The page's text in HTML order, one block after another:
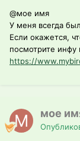
@мое имя
У меня всегда
Если окажется,
посмотрите инфу
https://
мое